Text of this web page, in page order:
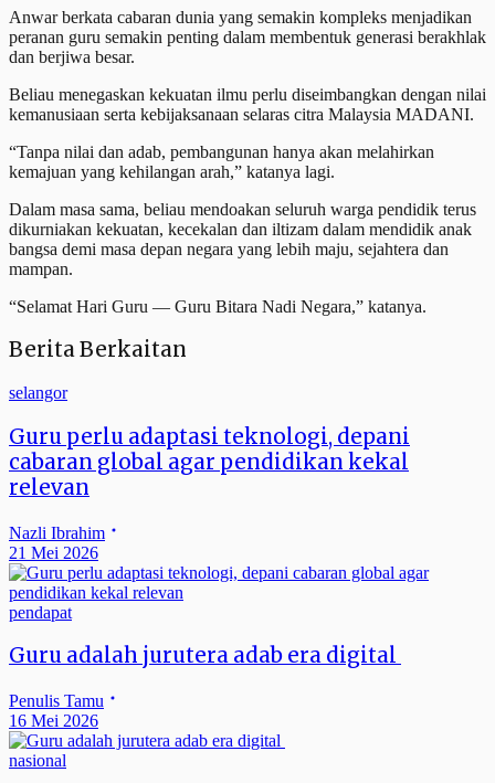
Anwar berkata cabaran dunia yang semakin kompleks menjadikan
peranan guru semakin penting dalam membentuk generasi berakhlak
dan berjiwa besar.
Beliau menegaskan kekuatan ilmu perlu diseimbangkan dengan nilai
kemanusiaan serta kebijaksanaan selaras citra Malaysia MADANI.
“Tanpa nilai dan adab, pembangunan hanya akan melahirkan
kemajuan yang kehilangan arah,” katanya lagi.
Dalam masa sama, beliau mendoakan seluruh warga pendidik terus
dikurniakan kekuatan, kecekalan dan iltizam dalam mendidik anak
bangsa demi masa depan negara yang lebih maju, sejahtera dan
mampan.
“Selamat Hari Guru — Guru Bitara Nadi Negara,” katanya.
Berita Berkaitan
selangor
Guru perlu adaptasi teknologi, depani
cabaran global agar pendidikan kekal
relevan
Nazli Ibrahim
21 Mei 2026
pendapat
Guru adalah jurutera adab era digital
Penulis Tamu
16 Mei 2026
nasional